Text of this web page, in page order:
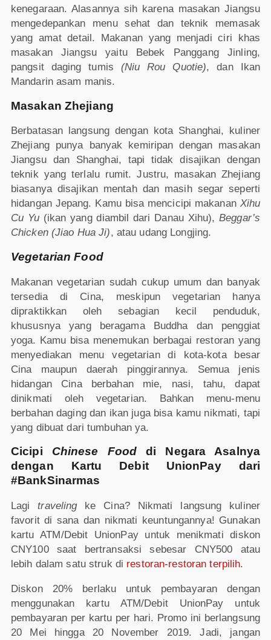
kenegaraan. Alasannya sih karena masakan Jiangsu
mengedepankan menu sehat dan teknik memasak
yang amat detail. Makanan yang menjadi ciri khas
masakan Jiangsu yaitu Bebek Panggang Jinling,
pangsit daging tumis (Niu Rou Quotie), dan Ikan
Mandarin asam manis.
Masakan Zhejiang
Berbatasan langsung dengan kota Shanghai, kuliner
Zhejiang punya banyak kemiripan dengan masakan
Jiangsu dan Shanghai, tapi tidak disajikan dengan
teknik yang terlalu rumit. Justru, masakan Zhejiang
biasanya disajikan mentah dan masih segar seperti
hidangan Jepang. Kamu bisa mencicipi makananXihu
Cu Yu (ikan yang diambil dari Danau Xihu),Beggar’s
Chicken (Jiao Hua Ji), atau udang Longjing.
Vegetarian Food
Makanan vegetarian sudah cukup umum dan banyak
tersedia di Cina, meskipun vegetarian hanya
dipraktikkan oleh sebagian kecil penduduk,
khususnya yang beragama Buddha dan penggiat
yoga. Kamu bisa menemukan berbagai restoran yang
menyediakan menu vegetarian di kota-kota besar
Cina maupun daerah pinggirannya. Semua jenis
hidangan Cina berbahan mie, nasi, tahu, dapat
dinikmati oleh vegetarian. Bahkan menu-menu
berbahan daging dan ikan juga bisa kamu nikmati, tapi
yang dibuat dari tumbuhan ya.
Cicipi Chinese Food di Negara Asalnya
dengan Kartu Debit UnionPay dari
#BankSinarmas
Lagitravelingke Cina? Nikmati langsung kuliner
favorit di sana dan nikmati keuntungannya! Gunakan
kartu ATM/Debit UnionPay untuk menikmati diskon
CNY100 saat bertransaksi sebesar CNY500 atau
lebih dalam satu struk di restoran-restoran terpilih.
Diskon 20% berlaku untuk pembayaran dengan
menggunakan kartu ATM/Debit UnionPay untuk
pembayaran per kartu per hari. Promo ini berlangsung
20 Mei hingga 20 November 2019. Jadi, jangan